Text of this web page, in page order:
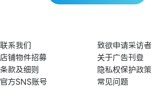
联系我们
致欲申请采访者
店铺物件招募
关于广告刊登
条款及细则
隐私权保护政策
官方SNS账号
常见问题